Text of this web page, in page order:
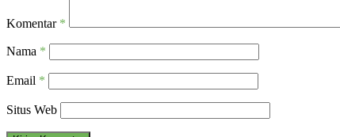
Komentar *
Nama *
Email *
Situs Web